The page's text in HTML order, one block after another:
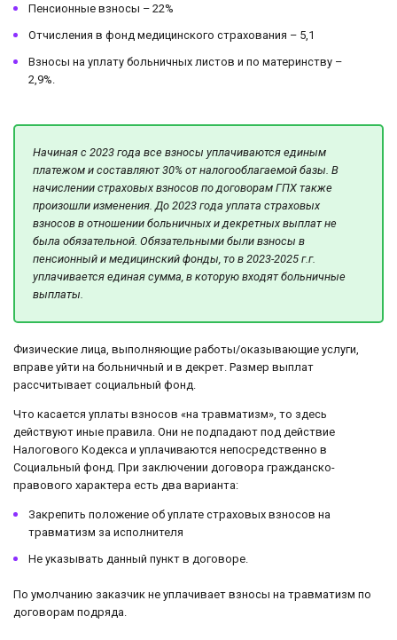
Пенсионные взносы – 22%
Отчисления в фонд медицинского страхования – 5,1
Взносы на уплату больничных листов и по материнству –
2,9%.
Начиная с 2023 года все взносы уплачиваются единым
платежом и составляют 30% от налогооблагаемой базы. В
начислении страховых взносов по договорам ГПХ также
произошли изменения. До 2023 года уплата страховых
взносов в отношении больничных и декретных выплат не
была обязательной. Обязательными были взносы в
пенсионный и медицинский фонды, то в 2023-2025 г.г.
уплачивается единая сумма, в которую входят больничные
выплаты.
Физические лица, выполняющие работы/оказывающие услуги,
вправе уйти на больничный и в декрет. Размер выплат
рассчитывает социальный фонд.
Что касается уплаты взносов «на травматизм», то здесь
действуют иные правила. Они не подпадают под действие
Налогового Кодекса и уплачиваются непосредственно в
Социальный фонд. При заключении договора гражданско-
правового характера есть два варианта:
Закрепить положение об уплате страховых взносов на
травматизм за исполнителя
Не указывать данный пункт в договоре.
По умолчанию заказчик не уплачивает взносы на травматизм по
договорам подряда.